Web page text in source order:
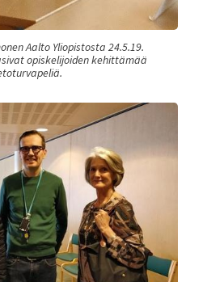
Aalto Yliopistosta 24.5.19.
opiskelijoiden kehittämää